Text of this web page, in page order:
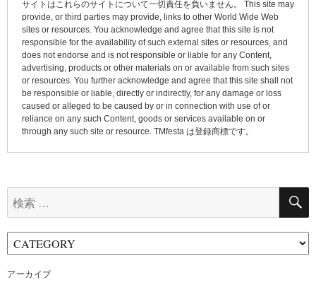
サイトはこれらのサイトについて一切責任を負いません。 This site may
provide, or third parties may provide, links to other World Wide Web
sites or resources. You acknowledge and agree that this site is not
responsible for the availability of such external sites or resources, and
does not endorse and is not responsible or liable for any Content,
advertising, products or other materials on or available from such sites
or resources. You further acknowledge and agree that this site shall not
be responsible or liable, directly or indirectly, for any damage or loss
caused or alleged to be caused by or in connection with use of or
reliance on any such Content, goods or services available on or
through any such site or resource. TMfesta は登録商標です。
索:
アーカイブ